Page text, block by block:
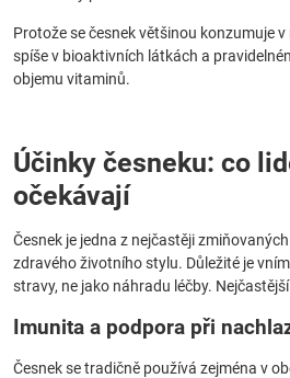
Protože se česnek většinou konzumuje
spíše v bioaktivních látkách a
objemu vitaminů.
Účinky česneku: co
očekávají
Česnek je jedna z nejčastěji
zdravého životního stylu. Důležité je
stravy, ne jako náhradu léčby.
Imunita a podpora při
Česnek se tradičně používá zejména v